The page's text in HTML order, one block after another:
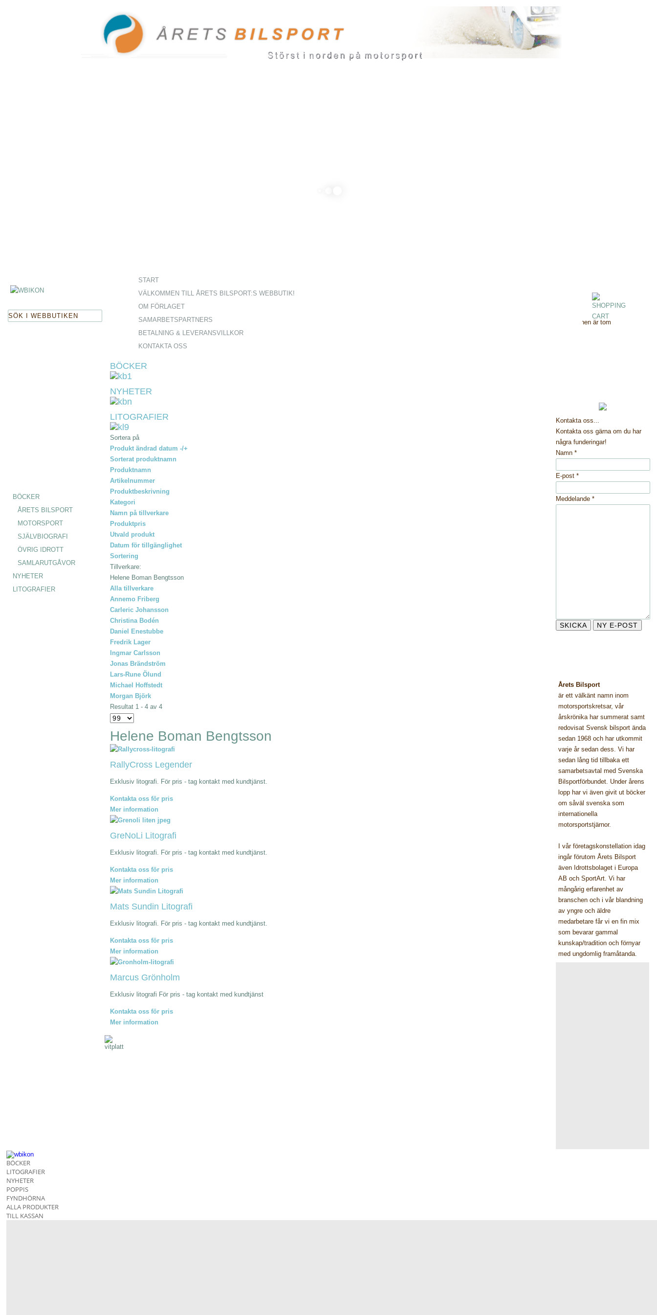
BÖCKER
ÅRETS BILSPORT
MOTORSPORT
SJÄLVBIOGRAFI
ÖVRIG IDROTT
SAMLARUTGÅVOR
NYHETER
LITOGRAFIER
START
VÄLKOMMEN TILL ÅRETS BILSPORT:S WEBBUTIK!
OM FÖRLAGET
SAMARBETSPARTNERS
BETALNING & LEVERANSVILLKOR
KONTAKTA OSS
BÖCKER
NYHETER
LITOGRAFIER
Sortera på
Produkt ändrad datum -/+
Sorterat produktnamn
Produktnamn
Artikelnummer
Produktbeskrivning
Kategori
Namn på tillverkare
Produktpris
Utvald produkt
Datum för tillgänglighet
Sortering
Tillverkare:
Helene Boman Bengtsson
Alla tillverkare
Annemo Friberg
Carleric Johansson
Christina Bodén
Daniel Enestubbe
Fredrik Lager
Ingmar Carlsson
Jonas Brändström
Lars-Rune Ölund
Michael Hoffstedt
Morgan Björk
Resultat 1 - 4 av 4
Helene Boman Bengtsson
RallyCross Legender
Exklusiv litografi. För pris - tag kontakt med kundtjänst.
Kontakta oss för pris
Mer information
GreNoLi Litografi
Exklusiv litografi. För pris - tag kontakt med kundtjänst.
Kontakta oss för pris
Mer information
Mats Sundin Litografi
Exklusiv litografi. För pris - tag kontakt med kundtjänst.
Kontakta oss för pris
Mer information
Marcus Grönholm
Exklusiv litografi För pris - tag kontakt med kundtjänst
Kontakta oss för pris
Mer information
Kundvagnen är tom
Kontakta oss...
Kontakta oss gärna om du har
några funderingar!
Namn *
E-post *
Meddelande *
Årets Bilsport
är ett välkänt namn inom
motorsportskretsar, vår
årskrönika har summerat samt
redovisat Svensk bilsport ända
sedan 1968 och har utkommit
varje år sedan dess. Vi har
sedan lång tid tillbaka ett
samarbetsavtal med Svenska
Bilsportförbundet. Under årens
lopp har vi även givit ut böcker
om såväl svenska som
internationella
motorsportstjärnor.
I vår företagskonstellation idag
ingår förutom Årets Bilsport
även Idrottsbolaget i Europa
AB och SportArt. Vi har
mångårig erfarenhet av
branschen och i vår blandning
av yngre och äldre
medarbetare får vi en fin mix
som bevarar gammal
kunskap/tradition och förnyar
med ungdomlig framåtanda.
BÖCKER
LITOGRAFIER
NYHETER
POPPIS
FYNDHÖRNA
ALLA PRODUKTER
TILL KASSAN